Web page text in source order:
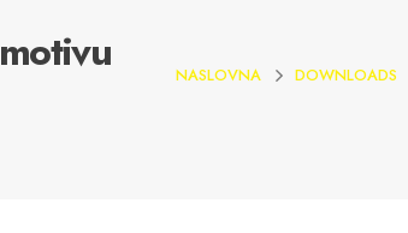
NASLOVNA DOWNLOADS